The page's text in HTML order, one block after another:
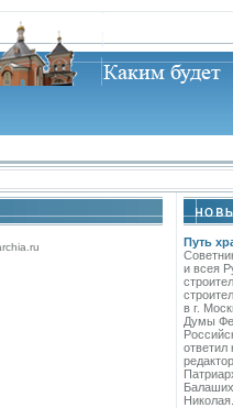
Путь
и всея
в г.
Думы
ответил